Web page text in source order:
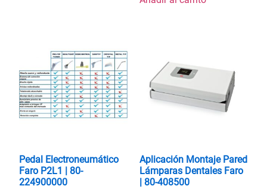
Pedal Electroneumático
Faro P2L1 | 80-
224900000
Aplicación Montaje Pared
Lámparas Dentales Faro
| 80-408500